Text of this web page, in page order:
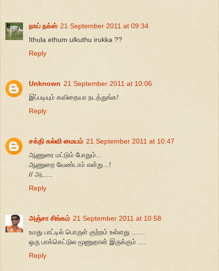
நாய் நக்ஸ் 21 September 2011 at 09:34
Ithula ethum ulkuthu irukka ??
Reply
Unknown 21 September 2011 at 10:06
இப்படியும் கவிதையா நடத்துங்க!
Reply
சக்தி கல்வி மையம் 21 September 2011 at 10:47
ஆணுரை மட்டும் போதும்...
ஆணுறை வேண்டாம் என்று...!
// அட....
Reply
அஞ்சா சிங்கம் 21 September 2011 at 10:58
உமது பாட்டில் பொருள் குற்றம் உள்ளது .......
ஒரு பாக்கெட்டுல மூணுதான் இருக்கும் ....
Reply